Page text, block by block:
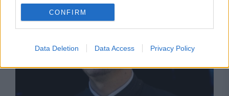
CONFIRM
Data Deletion Data Access Privacy Policy